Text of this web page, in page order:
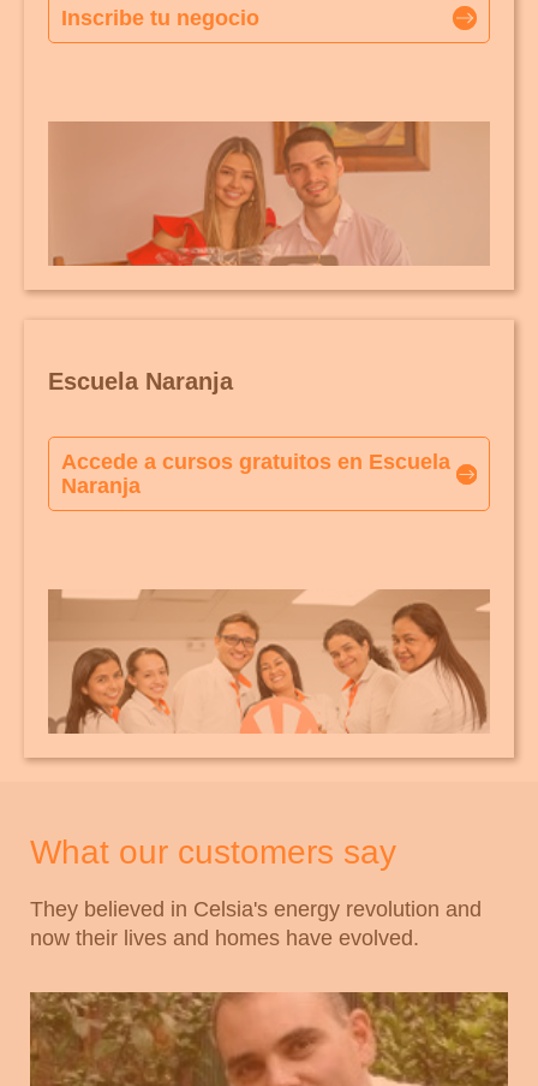
Inscribe tu negocio
Escuela Naranja
Accede a cursos gratuitos en Escuela
Naranja
What our customers say
They believed in Celsia's energy revolution and
now their lives and homes have evolved.